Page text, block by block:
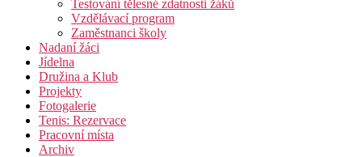
Testování tělesné zdatnosti žáků
Vzdělávací program
Zaměstnanci školy
Nadaní žáci
Jídelna
Družina a Klub
Projekty
Fotogalerie
Tenis: Rezervace
Pracovní místa
Archiv